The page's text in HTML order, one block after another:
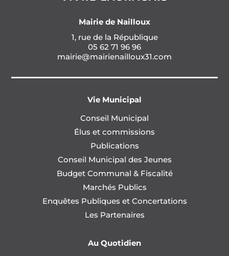
Mairie de Nailloux
1, rue de la République
05 62 71 96 96
mairie@mairienailloux31.com
Vie Municipal
Conseil Municipal
Élus et commissions
Publications
Conseil Municipal des Jeunes
Budget Communal & Fiscalité
Marchés Publics
Enquêtes Publiques et Concertations
Les Partenaires
Au Quotidien